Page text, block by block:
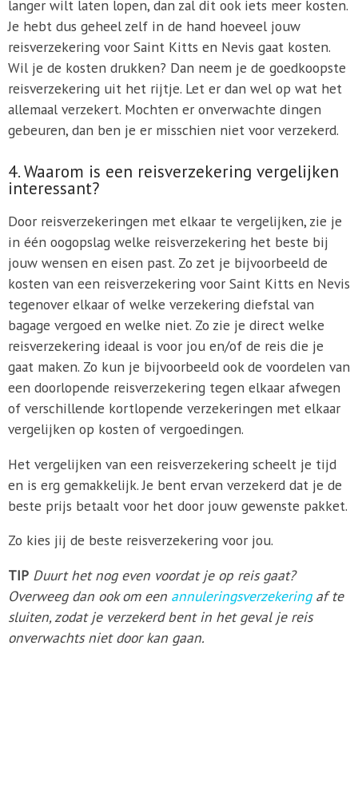
langer wilt laten lopen, dan zal dit ook iets meer kosten.
Je hebt dus geheel zelf in de hand hoeveel jouw
reisverzekering voor Saint Kitts en Nevis gaat kosten.
Wil je de kosten drukken? Dan neem je de goedkoopste
reisverzekering uit het rijtje. Let er dan wel op wat het
allemaal verzekert. Mochten er onverwachte dingen
gebeuren, dan ben je er misschien niet voor verzekerd.
4. Waarom is een reisverzekering vergelijken
interessant?
Door reisverzekeringen met elkaar te vergelijken, zie je
in één oogopslag welke reisverzekering het beste bij
jouw wensen en eisen past. Zo zet je bijvoorbeeld de
kosten van een reisverzekering voor Saint Kitts en Nevis
tegenover elkaar of welke verzekering diefstal van
bagage vergoed en welke niet. Zo zie je direct welke
reisverzekering ideaal is voor jou en/of de reis die je
gaat maken. Zo kun je bijvoorbeeld ook de voordelen van
een doorlopende reisverzekering tegen elkaar afwegen
of verschillende kortlopende verzekeringen met elkaar
vergelijken op kosten of vergoedingen.
Het vergelijken van een reisverzekering scheelt je tijd
en is erg gemakkelijk. Je bent ervan verzekerd dat je de
beste prijs betaalt voor het door jouw gewenste pakket.
Zo kies jij de beste reisverzekering voor jou.
TIP Duurt het nog even voordat je op reis gaat?
Overweeg dan ook om een annuleringsverzekeringaf te
sluiten, zodat je verzekerd bent in het geval je reis
onverwachts niet door kan gaan.